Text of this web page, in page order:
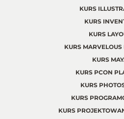
KURS
KURS
KURS
KURS MARVELOUS
KURS
KURS PCON
KURS
KURS
KURS